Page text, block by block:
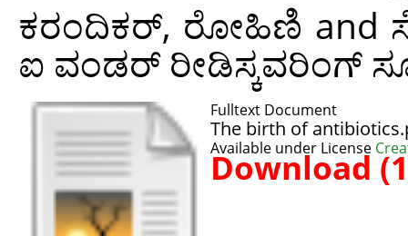
ಕರಂದಿಕರ್, ರೋಹಿಣಿ and
ಐ ವಂಡರ್ ರೀಡಿಸ್ಕವರಿಂಗ್
Fulltext Document
The birth of
Available under License
Download